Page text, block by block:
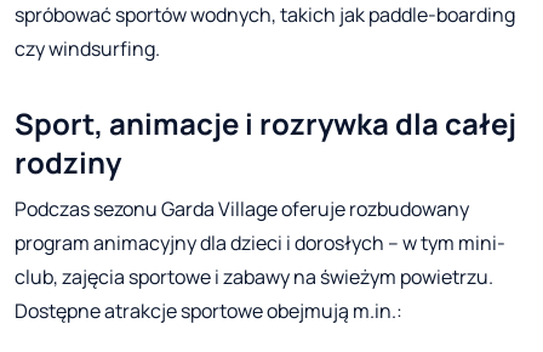
spróbować sportów wodnych, takich jak paddle-boarding
czy windsurfing.
Sport, animacje i rozrywka dla całej
rodziny
Podczas sezonu Garda Village oferuje rozbudowany
program animacyjny dla dzieci i dorosłych – w tym mini-
club, zajęcia sportowe i zabawy na świeżym powietrzu.
Dostępne atrakcje sportowe obejmują m.in.: